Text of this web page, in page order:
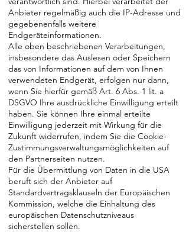
Anbieter regelmäßig auch die IP-Adresse und
gegebenenfalls weitere
Endgeräteinformationen.
Alle oben beschriebenen Verarbeitungen,
insbesondere das Auslesen oder Speichern
das von Informationen auf dem von Ihnen
verwendeten Endgerät, erfolgen nur dann,
wenn Sie hierfür gemäß Art. 6 Abs. 1 lit. a
DSGVO Ihre ausdrückliche Einwilligung erteilt
haben. Sie können Ihre einmal erteilte
Einwilligung jederzeit mit Wirkung für die
Zukunft widerrufen, indem Sie die Cookie-
Zustimmungsverwaltungsmöglichkeiten auf
den Partnerseiten nutzen.
Für die Übermittlung von Daten in die USA
beruft sich der Anbieter auf
Standardvertragsklauseln der Europäischen
Kommission, welche die Einhaltung des
europäischen Datenschutzniveaus
sicherstellen sollen.